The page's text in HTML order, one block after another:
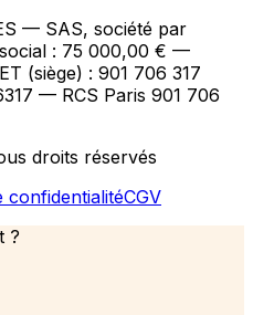
— SAS, société par
: 75 000,00 € —
(siège) : 901 706 317
— RCS Paris 901 706
droits réservés
confidentialitéCGV
?